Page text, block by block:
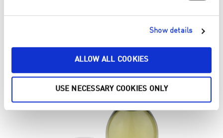
Show details
ALLOW ALL COOKIES
USE NECESSARY COOKIES ONLY